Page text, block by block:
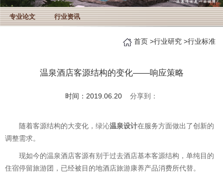
专业论文 行业资讯
首页 >行业研究 >行业标准
温泉酒店客源结构的变化——响应策略
时间：2019.06.20 分享到：
随着客源结构的大变化，绿沁温泉设计在服务方面做出了创新的
调整需求。
现如今的温泉酒店客源有别于过去酒店基本客源结构，单纯目的
住宿停留旅游团，已经被目的地酒店旅游康养产品消费所代替。